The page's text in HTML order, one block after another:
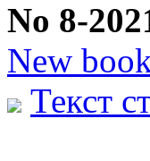
No 8-
New
Текст